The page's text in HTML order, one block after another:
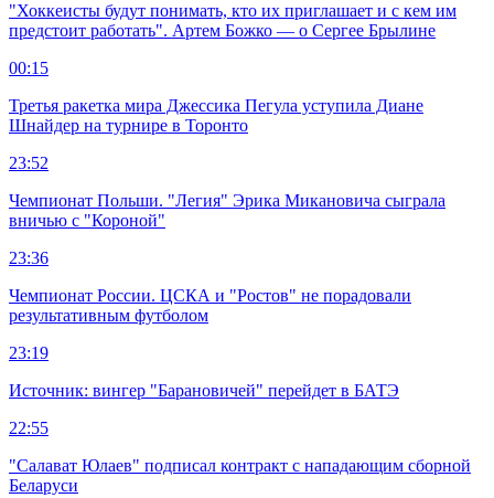
"Хоккеисты будут понимать, кто их приглашает и с кем им
предстоит работать". Артем Божко — о Сергее Брылине
00:15
Третья ракетка мира Джессика Пегула уступила Диане
Шнайдер на турнире в Торонто
23:52
Чемпионат Польши. "Легия" Эрика Микановича сыграла
вничью с "Короной"
23:36
Чемпионат России. ЦСКА и "Ростов" не порадовали
результативным футболом
23:19
Источник: вингер "Барановичей" перейдет в БАТЭ
22:55
"Салават Юлаев" подписал контракт с нападающим сборной
Беларуси